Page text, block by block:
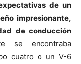
de un
impresionante,
de conducción
se encontraba
cuatro o un V-6